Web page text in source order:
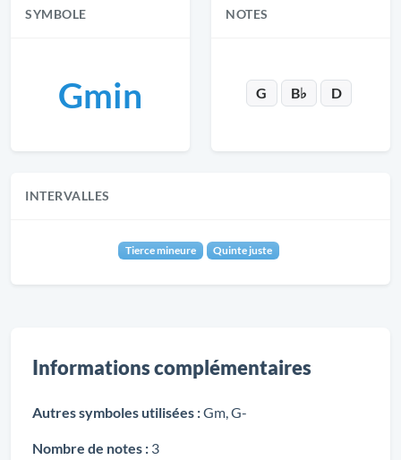
SYMBOLE
Gmin
NOTES
G B♭ D
INTERVALLES
Tierce mineure Quinte juste
Informations complémentaires
Autres symboles utilisées :Gm, G-
Nombre de notes : 3